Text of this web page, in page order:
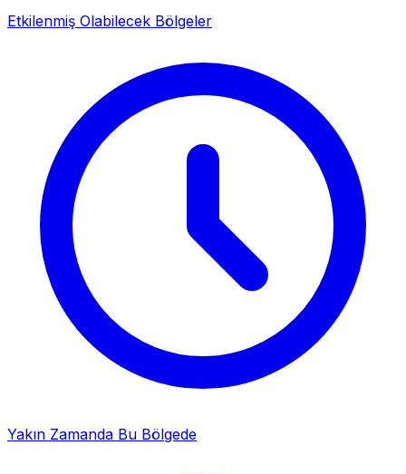
Etkilenmiş Olabilecek Bölgeler
Yakın Zamanda Bu Bölgede